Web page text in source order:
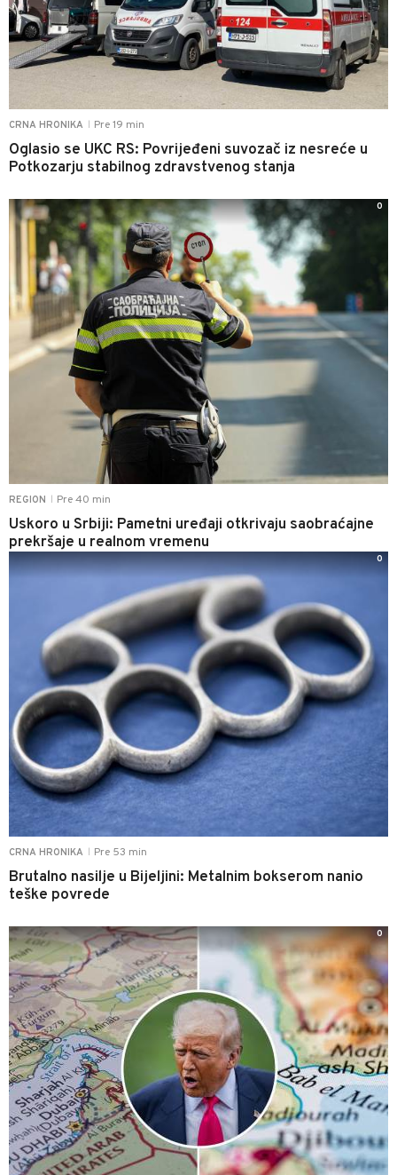
CRNA HRONIKA Pre 19 min
Oglasio se UKC RS: Povrijeđeni suvozač iz nesreće u
Potkozarju stabilnog zdravstvenog stanja
REGION Pre 40 min
Uskoro u Srbiji: Pametni uređaji otkrivaju saobraćajne
prekršaje u realnom vremenu
0
CRNA HRONIKA Pre 53 min
Brutalno nasilje u Bijeljini: Metalnim bokserom nanio
teške povrede
0
0